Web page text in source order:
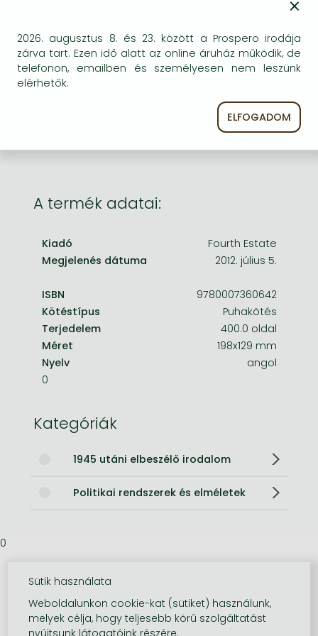
One-Punch Man manga
BESZEREZHETŐSÉG
Becsült beszerzési idő: A Prosperónál jelenleg
nincsen raktáron, de a kiadónál igen. Beszerzés kb. 3-
5 hét..
A Prosperónál jelenleg nincsen raktáron.
A termék adatai:
Kiadó
Fourth Estate
Megjelenés dátuma
2012. július 5.
ISBN
9780007360642
Kötéstípus
Puhakötés
Terjedelem
400.0 oldal
Méret
198x129 mm
Nyelv
angol
0
Kategóriák
1945 utáni elbeszélő irodalom
Politikai rendszerek és elméletek
0
×
2026. augusztus 8. és 23. között a Prospero irodája
zárva tart. Ezen idő alatt az online áruház működik, de
telefonon, emailben és személyesen nem leszünk
elérhetők.
ELFOGADOM
Sütik használata
Weboldalunkon cookie-kat (sütiket) használunk,
melyek célja, hogy teljesebb körű szolgáltatást
nyújtsunk látogatóink részére.